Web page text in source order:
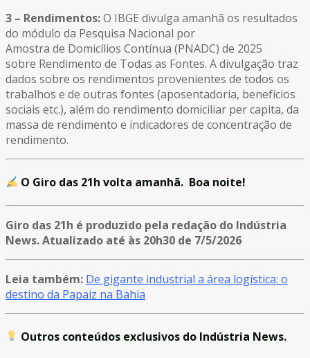
3 – Rendimentos:O IBGE divulga amanhã os resultados
do módulo da Pesquisa Nacional por
Amostra de Domicílios Contínua (PNADC) de 2025
sobre Rendimento de Todas as Fontes. A divulgação traz
dados sobre os rendimentos provenientes de todos os
trabalhos e de outras fontes (aposentadoria, benefícios
sociais etc.), além do rendimento domiciliar per capita, da
massa de rendimento e indicadores de concentração de
rendimento.
O Giro das 21h volta amanhã. Boa noite!
Giro das 21h é produzido pela redação do Indústria
News. Atualizado até às 20h30 de 7/5/2026
Leia também: De gigante industrial a área logística: o
destino da Papaiz na Bahia
Outros conteúdos exclusivos do Indústria News.